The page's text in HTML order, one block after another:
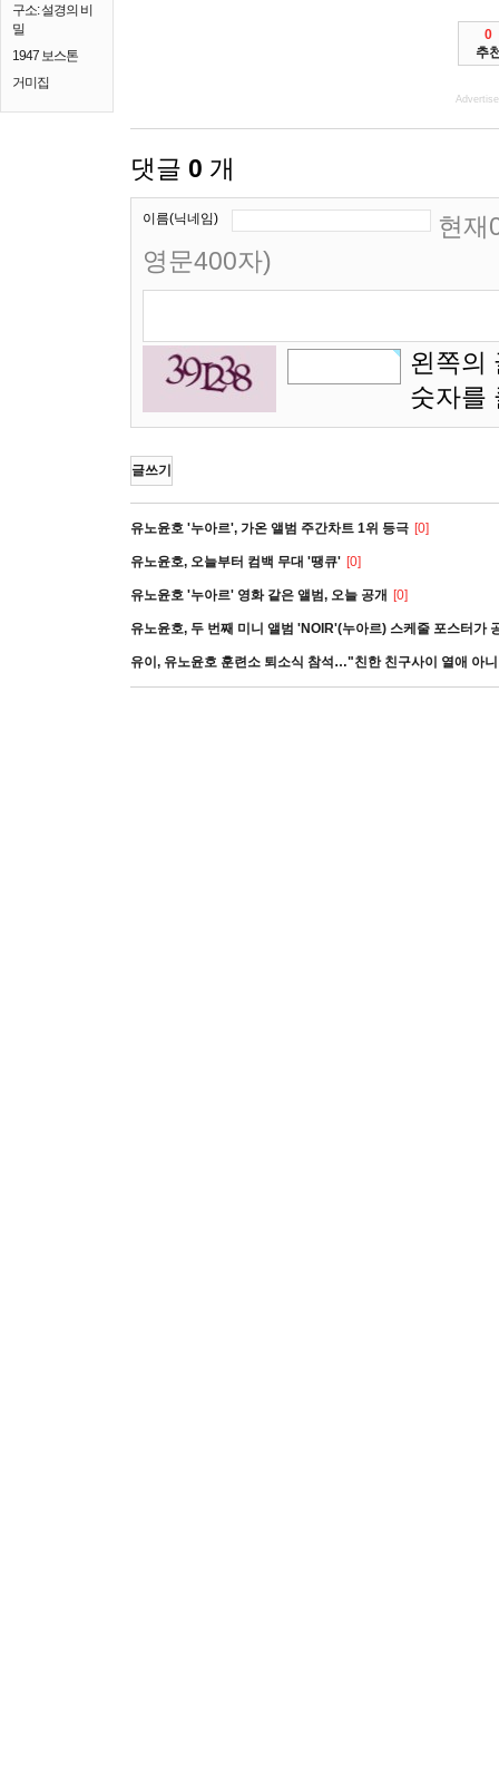
구소: 설경의 비
밀
1947 보스톤
거미집
0
추
댓글 0 개
이름(닉네임)
현재
영문400자)
왼쪽의
숫자를
글쓰기
유노윤호 '누아르', 가온 앨범 주간차트 1위 등극 [0]
유노윤호, 오늘부터 컴백 무대 '땡큐' [0]
유노윤호 '누아르' 영화 같은 앨범, 오늘 공개 [0]
유노윤호, 두 번째 미니 앨범 'NOIR'(누아르) 스케줄 포스터가
유이, 유노윤호 훈련소 퇴소식 참석…"친한 친구사이 열애 아